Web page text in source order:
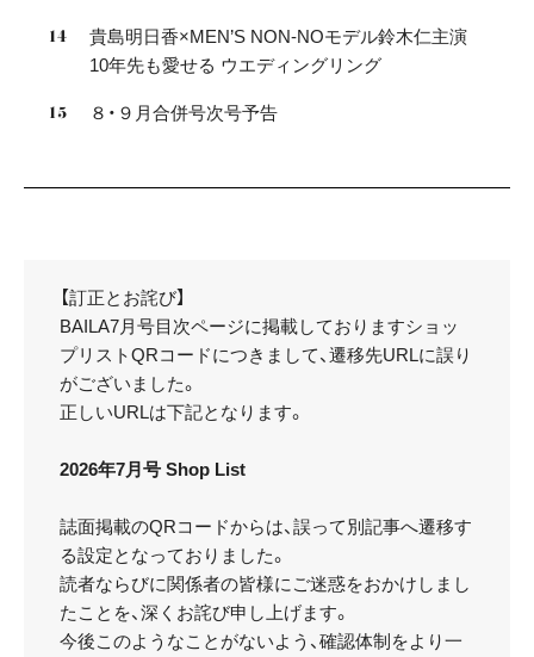
貴島明日香×MEN’S NON-NOモデル鈴木仁主演
10年先も愛せる ウエディングリング
８・９月合併号次号予告
【訂正とお詫び】
BAILA7月号目次ページに掲載しておりますショッ
プリストQRコードにつきまして、遷移先URLに誤り
がございました。
正しいURLは下記となります。
2026年7月号 Shop List
誌面掲載のQRコードからは、誤って別記事へ遷移す
る設定となっておりました。
読者ならびに関係者の皆様にご迷惑をおかけしまし
たことを、深くお詫び申し上げます。
今後このようなことがないよう、確認体制をより一